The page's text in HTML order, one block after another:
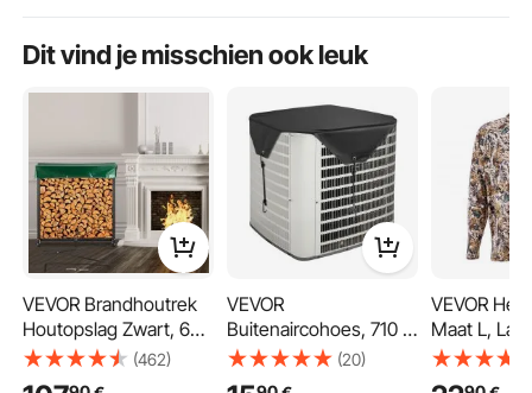
Dit vind je misschien ook leuk
VEVOR Brandhoutrek
Houtopslag Zwart, 6
Voeten 1300 Pond
Houtopslag
(462)
VEVOR
Buitenaircohoes, 710 x
710 mm, Aircohoes,
100% polyester,
(20)
VEVOR
Maat L,
Ademend,